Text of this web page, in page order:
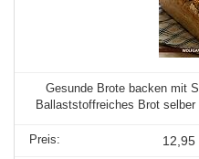
Gesunde Brote backen mit
Ballaststoffreiches Brot
12,95